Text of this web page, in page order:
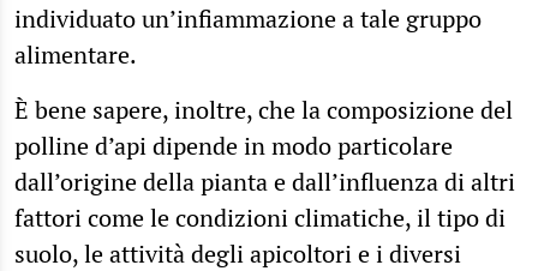
individuato un’infiammazione a tale gruppo
alimentare.
È bene sapere, inoltre, che la composizione del
polline d’api dipende in modo particolare
dall’origine della pianta e dall’influenza di altri
fattori come le condizioni climatiche, il tipo di
suolo, le attività degli apicoltori e i diversi